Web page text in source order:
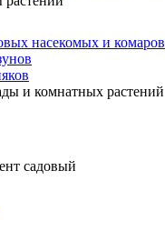
насекомых и комаров
и комнатных растений
садовый